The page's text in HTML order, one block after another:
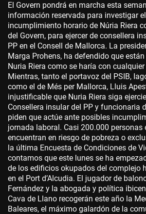
El Govern pondrá en marcha esta
información reservada para investigar
incumplimiento horario de Núria Riera
del Govern, para ejercer de consellera
PP en el Consell de Mallorca. La
Marga Prohens, ha defendido que
Nuria Riera como se haría con
Mientras, tanto el portavoz del PSIB,
como el de Més per Mallorca, Lluis
injustificable que Nuria Riera siga
Consellera insular del PP y funcionaria
piden que actúe ante posibles
jornada laboral. Casi 200.000 personas
encuentran en riesgo de pobreza o
la última Encuesta de Condiciones de
contamos que este lunes se ha
de los edificios okupados del complejo
en el Port d’Alcudia. El jugador de
Fernández y la abogada y política
Cava de Llano recogerán este año la
Baleares, el máximo galardón de la